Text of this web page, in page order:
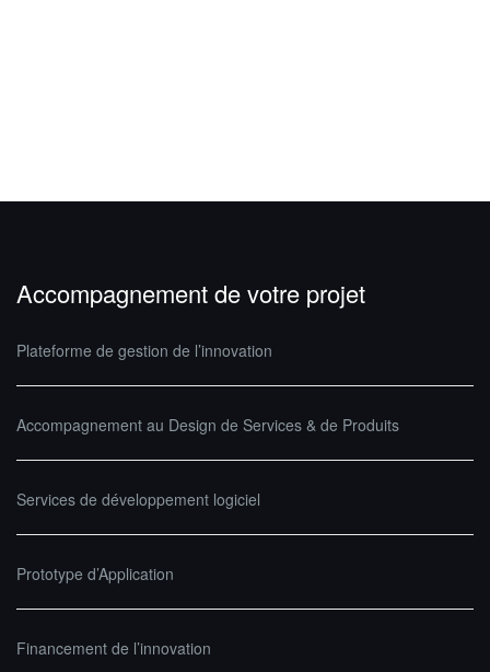
Accompagnement de votre projet
Plateforme de gestion de l’innovation
Accompagnement au Design de Services & de Produits
Services de développement logiciel
Prototype d’Application
Financement de l’innovation